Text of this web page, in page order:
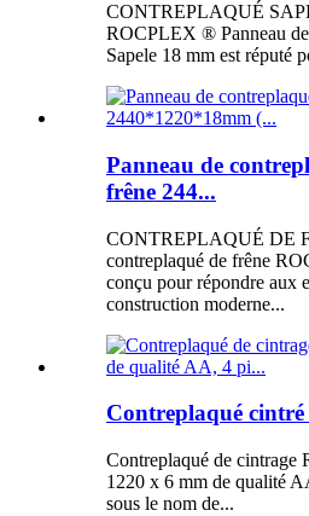
CONTREPLAQUÉ
ROCPLEX ® Panneau
Sapele 18 mm est réputé
Panneau de
frêne 244...
CONTREPLAQUÉ DE
contreplaqué de frêne
conçu pour répondre aux
construction moderne...
Contreplaqué cintré
Contreplaqué de
1220 x 6 mm de qualité
sous le nom de...